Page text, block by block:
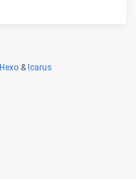
Hexo & Icarus